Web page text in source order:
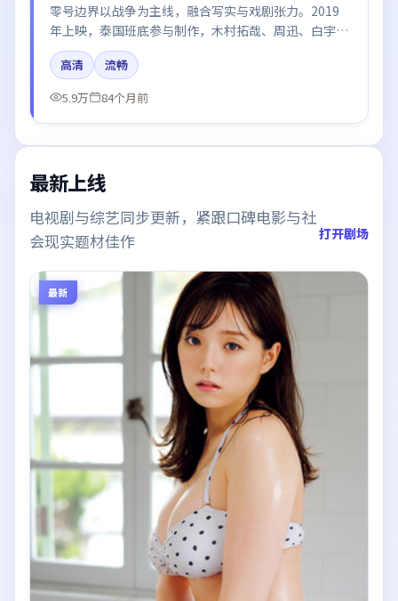
零号边界以战争为主线，融合写实与戏剧张力。2019
年上映，泰国班底参与制作，木村拓哉、周迅、白宇、
刘亦菲、王景春在片中呈现细腻表演，影像风格统一，
配乐与剪辑强化了情绪曲线。
高清
流畅
5.9万
84个月前
最新上线
电视剧与综艺同步更新，紧跟口碑电影与社
会现实题材佳作
打开剧场
最新